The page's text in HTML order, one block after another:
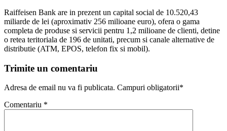
Raiffeisen Bank are in prezent un capital social de 10.520,43
miliarde de lei (aproximativ 256 milioane euro), ofera o gama
completa de produse si servicii pentru 1,2 milioane de clienti, detine
o retea teritoriala de 196 de unitati, precum si canale alternative de
distributie (ATM, EPOS, telefon fix si mobil).
Trimite un comentariu
Adresa de email nu va fi publicata. Campuri obligatorii*
Comentariu *